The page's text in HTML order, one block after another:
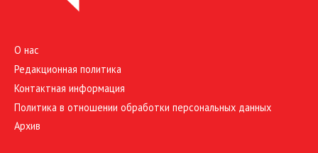
О нас
Редакционная политика
Контактная информация
Политика в отношении обработки персональных данных
Архив